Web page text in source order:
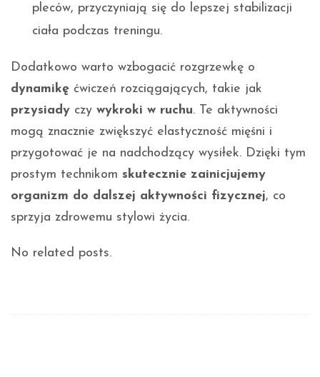
pleców, przyczyniają się do lepszej stabilizacji
ciała podczas treningu.
Dodatkowo warto wzbogacić rozgrzewkę o
dynamikę ćwiczeń rozciągających, takie jak
przysiady czy wykroki w ruchu. Te aktywności
mogą znacznie zwiększyć elastyczność mięśni i
przygotować je na nadchodzący wysiłek. Dzięki tym
prostym technikom skutecznie zainicjujemy
organizm do dalszej aktywności fizycznej, co
sprzyja zdrowemu stylowi życia.
No related posts.